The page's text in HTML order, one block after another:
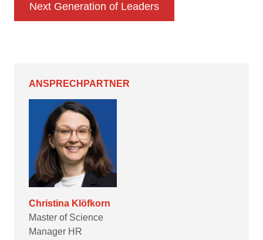
Next Generation of Leaders
ANSPRECHPARTNER
Christina Klöfkorn
Master of Science
Manager HR